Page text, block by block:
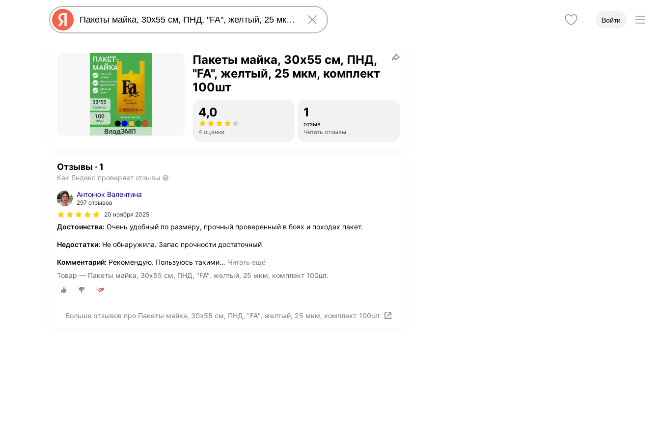
Войти
Пакеты майка, 30х55 см, ПНД,
"FA", желтый, 25 мкм, комплект
100шт
4,0
4 оценки
1
отзыв
Читать отзывы
Отзывы · 1
Как Яндекс проверяет отзывы
Антонюк Валентина
297 отзывов
20 ноября 2025
Достоинства: Очень удобный по размеру, прочный проверенный в боях и походах пакет.
Недостатки: Не обнаружила. Запас прочности достаточный
Комментарий: Рекомендую. Пользуюсь такими… Читать ещё
Товар — Пакеты майка, 30х55 см, ПНД, "FA", желтый, 25 мкм, комплект 100шт.
Больше отзывов про Пакеты майка, 30х55 см, ПНД, "FA", желтый, 25 мкм, комплект 100шт